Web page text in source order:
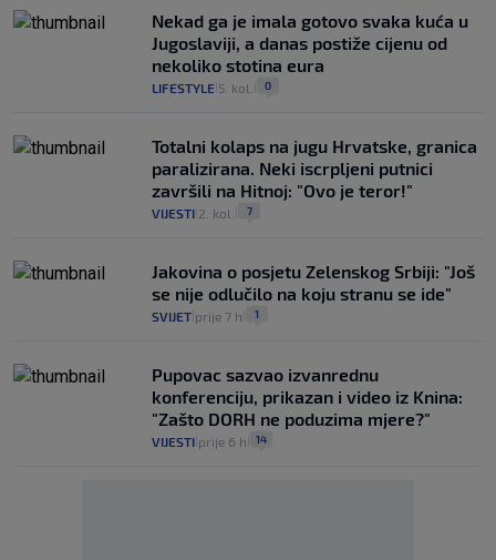
Nekad ga je imala gotovo svaka kuća u
Jugoslaviji, a danas postiže cijenu od
nekoliko stotina eura
LIFESTYLE 5. kol. 0
Totalni kolaps na jugu Hrvatske, granica
paralizirana. Neki iscrpljeni putnici
završili na Hitnoj: "Ovo je teror!"
VIJESTI 2. kol. 7
Jakovina o posjetu Zelenskog Srbiji: "Još
se nije odlučilo na koju stranu se ide"
SVIJET prije 7 h 1
Pupovac sazvao izvanrednu
konferenciju, prikazan i video iz Knina:
"Zašto DORH ne poduzima mjere?"
VIJESTI prije 6 h 14